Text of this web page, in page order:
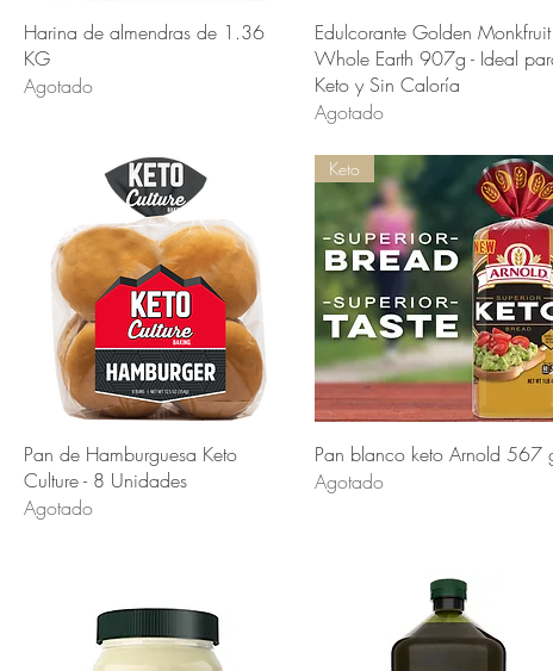
Vista rápida
Harina de almendras de 1.36
KG
Agotado
Vista rápida
Edulcorante Golden Monkfruit
Whole Earth 907g - Ideal
Keto y Sin Caloría
Agotado
Vista rápida
Pan de Hamburguesa Keto
Culture - 8 Unidades
Agotado
Vista rápida
Keto
Pan blanco keto Arnold 567
Agotado